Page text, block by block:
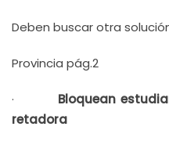
Deben buscar otra
Provincia pág.2
· Bloquean
retadora